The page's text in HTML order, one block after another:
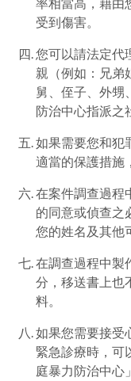
受到傷害。
您可以請法定代
親（例如：兄弟
舅、侄子、外甥
防治中心指派之
如果需要您和犯
適當的保護措施
在案件調查過程
的同意或偵查之
您的姓名及其他
在調查過程中製
分，移送書上也
料。
如果您需要接受
緊急診療時，可
庭暴力防治中心